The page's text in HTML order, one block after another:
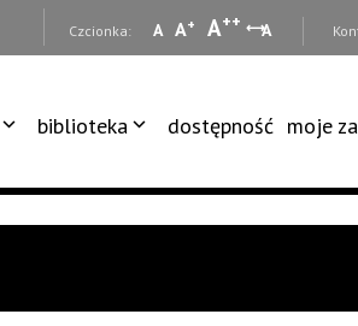
Czcionka: A A+ A++ A
biblioteka dostępność moje